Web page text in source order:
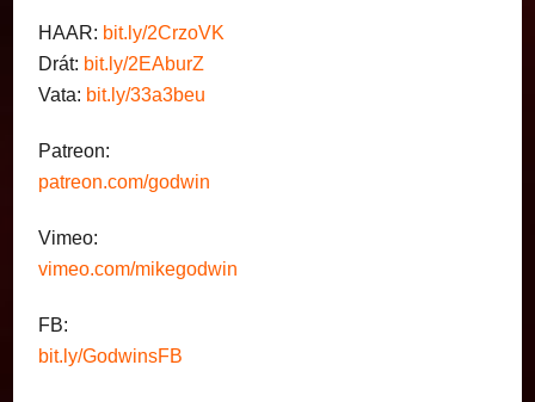
HAAR: bit.ly/2CrzoVK
Drát: bit.ly/2EAburZ
Vata: bit.ly/33a3beu
Patreon:
patreon.com/godwin
Vimeo:
vimeo.com/mikegodwin
FB:
bit.ly/GodwinsFB